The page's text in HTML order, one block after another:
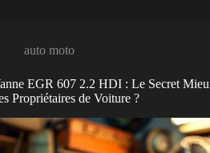
auto moto
EGR 607 2.2 HDI : Le Secret
Propriétaires de Voiture ?